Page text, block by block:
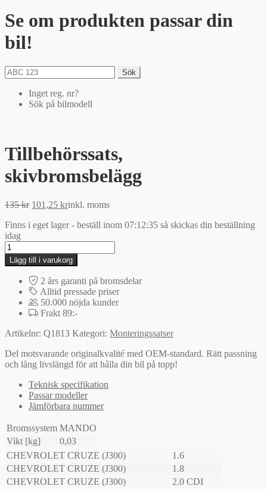
Se om produkten passar din
bil!
Sök
Inget reg. nr?
Sök på bilmodell
Tillbehörssats,
skivbromsbelägg
135kr Det
priset
101,25 krDet
priset
inkl. moms
Finns i eget lager - beställ inom 07:12:35 så skickas din beställning
idag
Tillbehörssats,
skivbromsbelägg
mängd
Lägg till i varukorg
2 års garanti på bromsdelar
Alltid pressade priser
50.000 nöjda kunder
Frakt 89:-
Artikelnr: Q1813 Kategori: Monteringssatser
Del motsvarande originalkvalité med OEM-standard. Rätt passning
och lång livslängd för att hålla din bil på topp!
Teknisk specifikation
Passar modeller
Jämförbara nummer
Bromssystem MANDO
Vikt [kg]
0,03
CHEVROLET CRUZE (J300)
1.6
CHEVROLET CRUZE (J300)
1.8
CHEVROLET CRUZE (J300)
2.0 CDI